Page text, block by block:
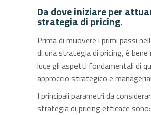
Da dove iniziare per
strategia di pricing.
Prima di muovere i primi passi
di una strategia di pricing, è
luce gli aspetti fondamentali di
approccio strategico e
I principali parametri da
strategia di pricing efficace sono: